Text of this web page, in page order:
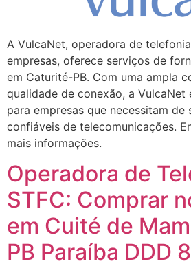
A VulcaNet, operadora de
empresas, oferece serviços de
em Caturité-PB. Com uma ampla
qualidade de conexão, a VulcaNet
para empresas que necessitam
confiáveis de telecomunicações.
mais informações.
Operadora de
STFC: Comprar
em Cuité de
PB Paraíba DDD